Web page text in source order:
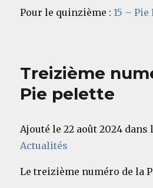
Pour le quinzième :15 –
Treizième
Pie pelette
Ajouté le 22 août 2024 dans
Actualités
Le treizième numéro de la